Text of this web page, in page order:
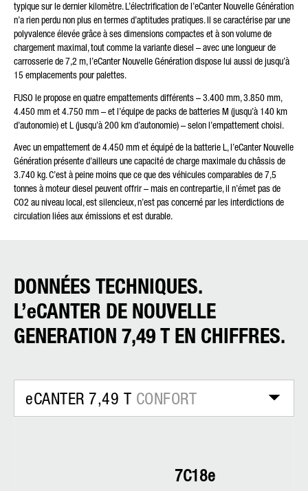
typique sur le dernier kilomètre. L’électrification de l’eCanter Nouvelle Génération
n’a rien perdu non plus en termes d’aptitudes pratiques. Il se caractérise par une
polyvalence élevée grâce à ses dimensions compactes et à son volume de
chargement maximal, tout comme la variante diesel – avec une longueur de
carrosserie de 7,2 m, l’eCanter Nouvelle Génération dispose lui aussi de jusqu’à
15 emplacements pour palettes.
FUSO le propose en quatre empattements différents – 3.400 mm, 3.850 mm,
4.450 mm et 4.750 mm – et l’équipe de packs de batteries M (jusqu’à 140 km
d’autonomie) et L (jusqu’à 200 km d’autonomie) – selon l’empattement choisi.
Avec un empattement de 4.450 mm et équipé de la batterie L, l’eCanter Nouvelle
Génération présente d’ailleurs une capacité de charge maximale du châssis de
3.740 kg. C’est à peine moins que ce que des véhicules comparables de 7,5
tonnes à moteur diesel peuvent offrir – mais en contrepartie, il n’émet pas de
CO2 au niveau local, est silencieux, n’est pas concerné par les interdictions de
circulation liées aux émissions et est durable.
DONNÉES TECHNIQUES.
L’eCANTER DE NOUVELLE
GENERATION 7,49 T EN CHIFFRES.
eCANTER 7,49 T CONFORT
7C18e